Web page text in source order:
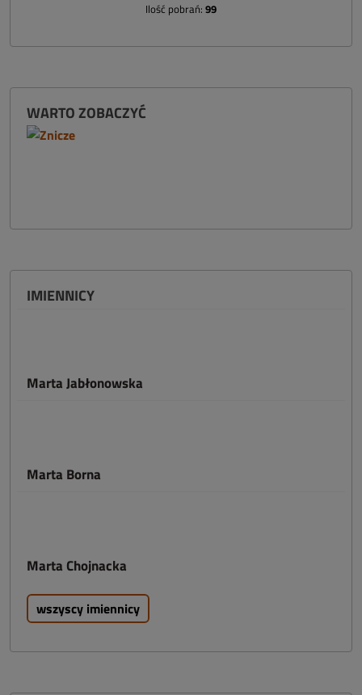
Ilość pobrań: 99
WARTO ZOBACZYĆ
IMIENNICY
Marta Jabłonowska
Marta Borna
Marta Chojnacka
wszyscy imiennicy